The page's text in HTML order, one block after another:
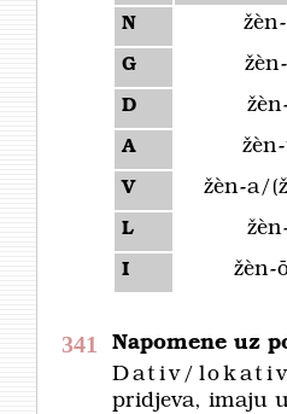
N
G
D
A
V žèn-a/
L
I žèn-
341 Napomene uz
Dativ/lokativ
pridjeva, imaju